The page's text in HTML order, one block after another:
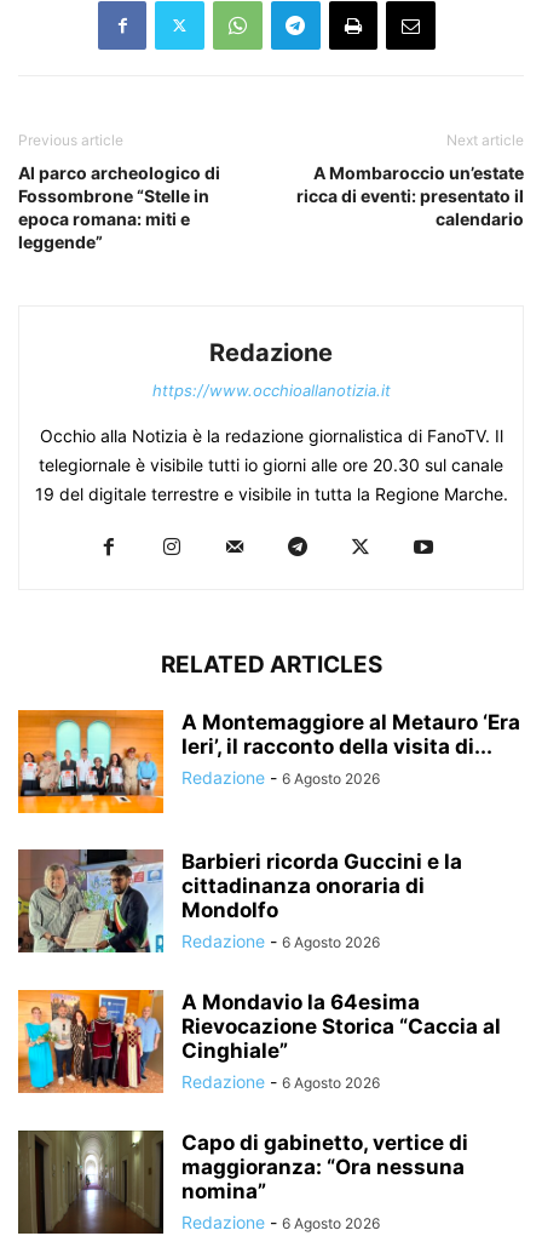
Previous article
Al parco archeologico di
Fossombrone “Stelle in
epoca romana: miti e
leggende”
Next article
A Mombaroccio un’estate
ricca di eventi: presentato il
calendario
Redazione
https://www.occhioallanotizia.it
Occhio alla Notizia è la redazione giornalistica di FanoTV. Il
telegiornale è visibile tutti io giorni alle ore 20.30 sul canale
19 del digitale terrestre e visibile in tutta la Regione Marche.
RELATED ARTICLES
A Montemaggiore al Metauro ‘Era
Ieri’, il racconto della visita di...
Redazione - 6 Agosto 2026
Barbieri ricorda Guccini e la
cittadinanza onoraria di
Mondolfo
Redazione - 6 Agosto 2026
A Mondavio la 64esima
Rievocazione Storica “Caccia al
Cinghiale”
Redazione - 6 Agosto 2026
Capo di gabinetto, vertice di
maggioranza: “Ora nessuna
nomina”
Redazione - 6 Agosto 2026